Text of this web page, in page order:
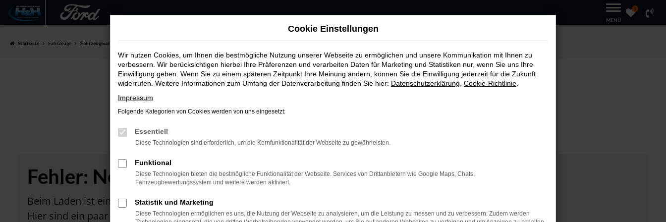
Zum
MENÜ
0
Startseite Fahrzeuge Fahrzeugmarkt
UNSER FAHRZEUGMARKT
Fehler: Network Error
Beim Laden ist ein Fehler aufgetreten.
Hier sind ein paar Tipps, die dir helfen können:
Cookie Einstellungen
Wir nutzen Cookies, um Ihnen die bestmögliche Nutzung unserer Webseite zu ermöglichen und unsere Kommunikation mit Ihnen zu
verbessern. Wir berücksichtigen hierbei Ihre Präferenzen und verarbeiten Daten für Marketing und Statistiken nur, wenn Sie uns Ihre
Einwilligung geben. Wenn Sie zu einem späteren Zeitpunkt Ihre Meinung ändern, können Sie die Einwilligung jederzeit für die Zukunft
widerrufen. Weitere Informationen zum Umfang der Datenverarbeitung finden Sie hier: Datenschutzerklärung Cookie-Richtlinie
Impressum
Folgende Kategorien von Cookies werden von uns eingesetzt:
Essentiell
Diese Technologien sind erforderlich, um die Kernfunktionalität der Webseite zu gewährleisten.
Funktional
Diese Technologien bieten die bestmögliche Funktionalität der Webseite. Services von Drittanbietern wie Google Maps, Chats,
Fahrzeugbewertungssystem und weitere werden aktiviert.
Statistik und Marketing
Diese Technologien ermöglichen es uns, die Nutzung der Webseite zu analysieren, um die Leistung zu messen und zu verbessern. Zudem werden